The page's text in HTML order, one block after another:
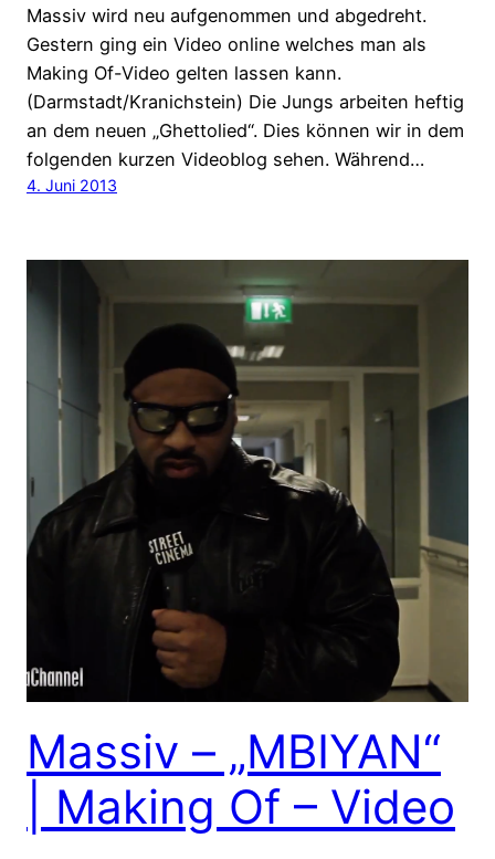
Massiv wird neu aufgenommen und abgedreht.
Gestern ging ein Video online welches man als
Making Of-Video gelten lassen kann.
(Darmstadt/Kranichstein) Die Jungs arbeiten heftig
an dem neuen „Ghettolied“. Dies können wir in dem
folgenden kurzen Videoblog sehen. Während…
4. Juni 2013
Massiv – „MBIYAN“
| Making Of – Video